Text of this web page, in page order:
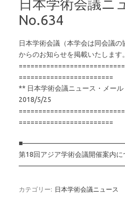
日本学術会議ニ
No.634
日本学術会議（本学会は同会議の
からのお知らせを掲載いたします。
========================
** 日本学術会議ニュース・メ
2018/5/25
========================
第18回アジア学術会議開催案内に
カテゴリー: 日本学術会議ニュース